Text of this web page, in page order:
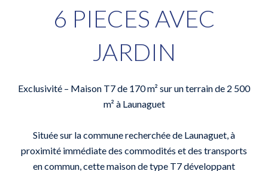
6 PIECES AVEC
JARDIN
Exclusivité – Maison T7 de 170 m² sur un terrain de 2 500
m² à Launaguet
Située sur la commune recherchée de Launaguet, à
proximité immédiate des commodités et des transports
en commun, cette maison de type T7 développant